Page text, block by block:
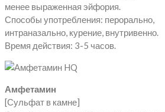
менее выраженная эйфория.
Способы употребления: перорально,
интраназально, курение, внутривенно.
Время действия: 3-5 часов.
Амфетамин
[Сульфат в камне]